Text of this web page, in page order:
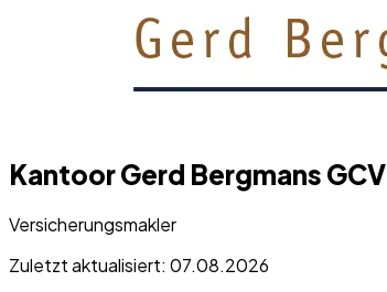
Kantoor Gerd Bergmans GCV
Versicherungsmakler
Zuletzt aktualisiert: 07.08.2026